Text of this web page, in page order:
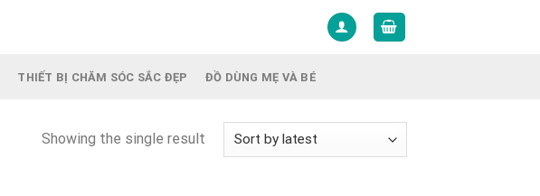
THIẾT BỊ CHĂM SÓC SẮC ĐẸP ĐỒ DÙNG MẸ VÀ BÉ
Showing the single result